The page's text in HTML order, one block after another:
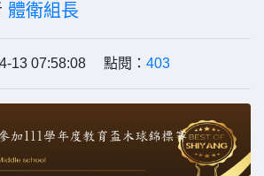
體衛組長
13 07:58:08 點閱： 403